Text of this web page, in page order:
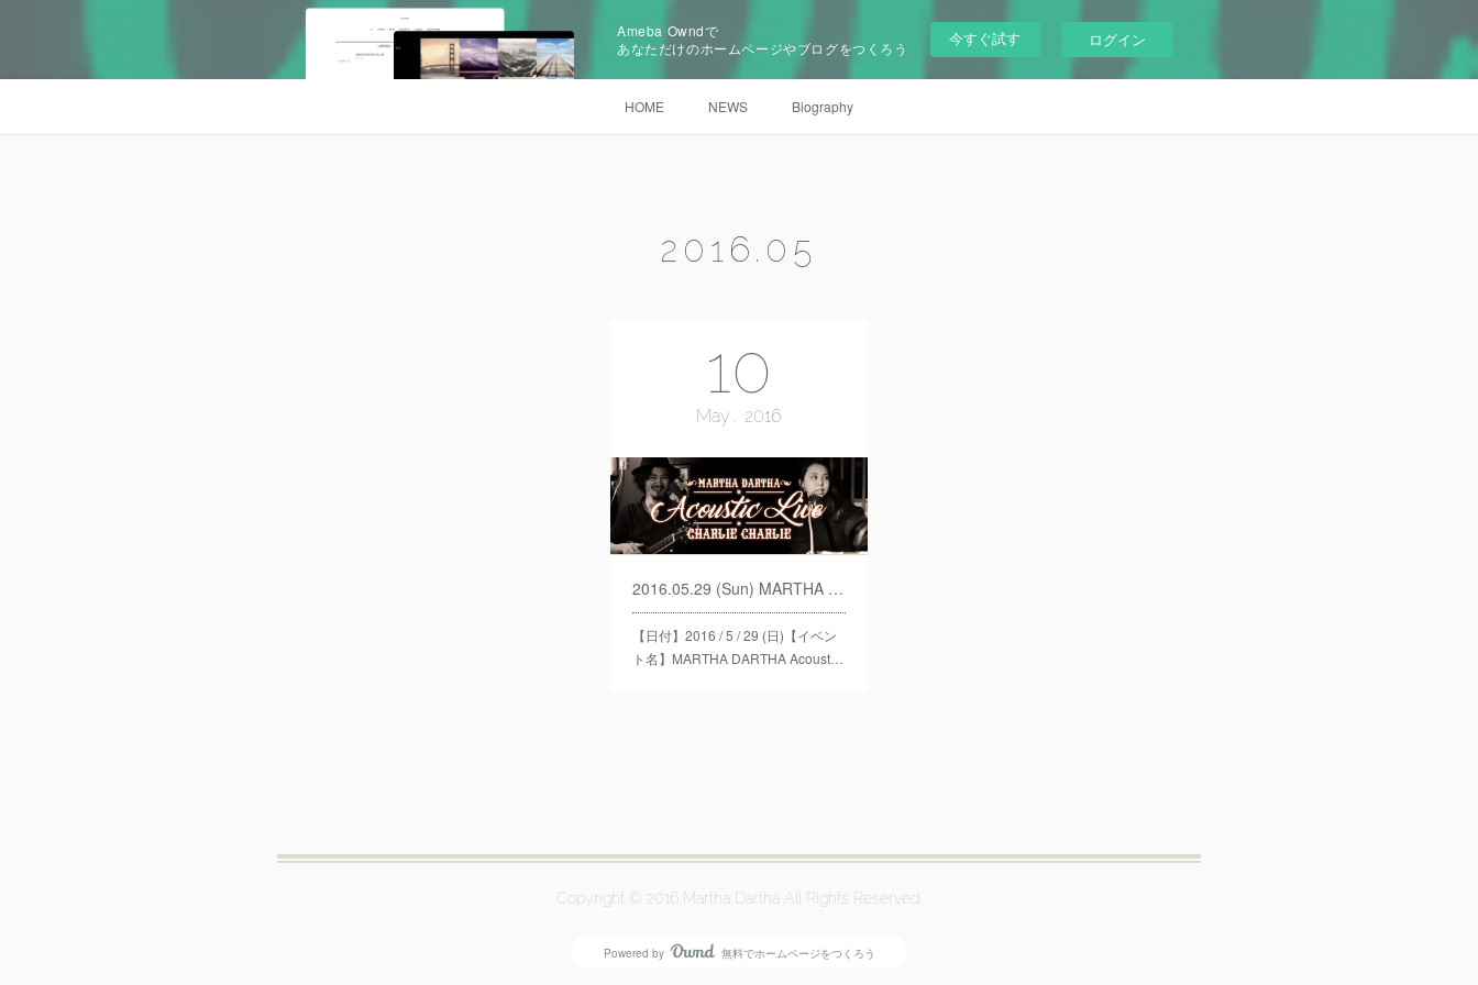
Ameba Owndで
あなただけのホームページやブログをつくろう
今すぐ試す ログイン
HOME NEWS Biography
2016. 05
10
May 2016
2016.05.29 (Sun) MARTHA DARTHA Acoustic Live Vol.3
【日付】2016 / 5 / 29 (日)【イベン
ト名】MARTHA DARTHA Acoust…
Copyright © 2016 Martha Dartha All Rights Reserved.
Powered by AmebaOwnd
無料でホームページをつくろう